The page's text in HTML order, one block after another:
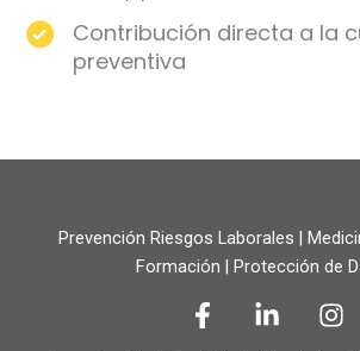
Contribución directa a la
preventiva
Prevención Riesgos Laborales |
Formación | Protección de